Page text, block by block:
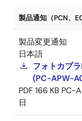
製品通知（PCN、
製品変更通知
日本語
フォトカプ
(PC-APW-
PDF 166 KB PC-
日